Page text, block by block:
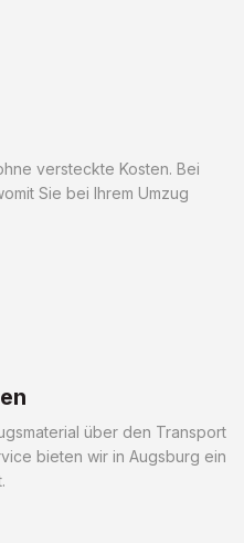
versteckte Kosten. Bei
Sie bei Ihrem Umzug
über den Transport
bieten wir in Augsburg ein